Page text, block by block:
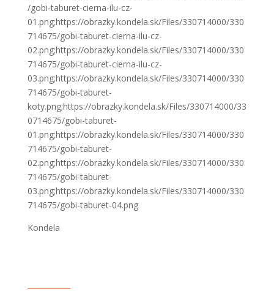
/gobi-taburet-cierna-ilu-cz-
01.png;https://obrazky.kondela.sk/Files/330714000/330
714675/gobi-taburet-cierna-ilu-cz-
02.png;https://obrazky.kondela.sk/Files/330714000/330
714675/gobi-taburet-cierna-ilu-cz-
03.png;https://obrazky.kondela.sk/Files/330714000/330
714675/gobi-taburet-
koty.png;https://obrazky.kondela.sk/Files/330714000/33
0714675/gobi-taburet-
01.png;https://obrazky.kondela.sk/Files/330714000/330
714675/gobi-taburet-
02.png;https://obrazky.kondela.sk/Files/330714000/330
714675/gobi-taburet-
03.png;https://obrazky.kondela.sk/Files/330714000/330
714675/gobi-taburet-04.png
Kondela